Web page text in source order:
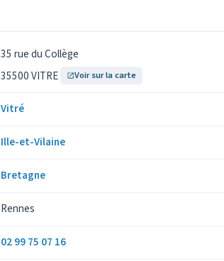
35 rue du Collège
35500 VITRE
Voir sur la carte
Vitré
Ille-et-Vilaine
Bretagne
Rennes
02 99 75 07 16